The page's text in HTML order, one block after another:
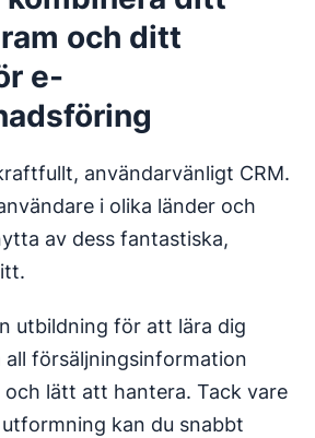
och ditt
e-
användarvänligt CRM.
i olika länder och
av dess fantastiska,
utbildning för att lära dig
all försäljningsinformation
och lätt att hantera. Tack vare
kan du snabbt